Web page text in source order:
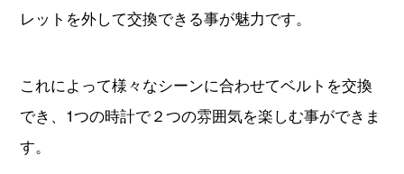
レットを外して交換できる事が魅力です。
これによって様々なシーンに合わせてベルトを交換
でき、1つの時計で２つの雰囲気を楽しむ事ができま
す。